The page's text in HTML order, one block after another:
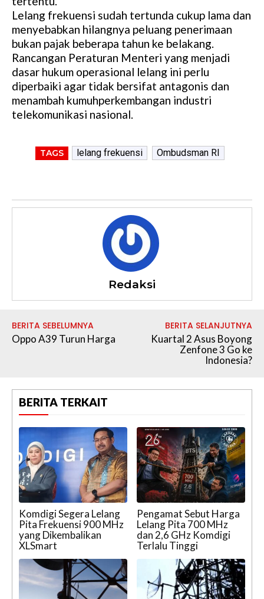
Lelang frekuensi sudah tertunda cukup lama dan
menyebabkan hilangnya peluang penerimaan
bukan pajak beberapa tahun ke belakang.
Rancangan Peraturan Menteri yang menjadi
dasar hukum operasional lelang ini perlu
diperbaiki agar tidak bersifat antagonis dan
menambah kumuhperkembangan industri
telekomunikasi nasional.
TAGS lelang frekuensi Ombudsman RI
Redaksi
BERITA SEBELUMNYA
Oppo A39 Turun Harga
BERITA SELANJUTNYA
Kuartal 2 Asus Boyong
Zenfone 3 Go ke
Indonesia?
BERITA TERKAIT
Komdigi Segera Lelang
Pita Frekuensi 900 MHz
yang Dikembalikan
XLSmart
Pengamat Sebut Harga
Lelang Pita 700 MHz
dan 2,6 GHz Komdigi
Terlalu Tinggi